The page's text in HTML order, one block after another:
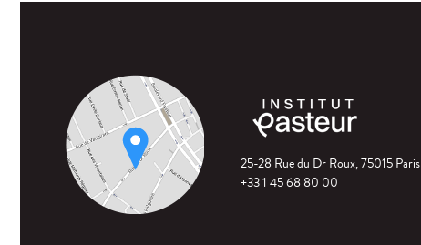
25-28 Rue du Dr Roux, 75015 Paris
+33 1 45 68 80 00